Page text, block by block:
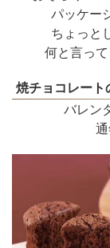
パッケー
ちょっと
何と言っ
焼チョコレート
バレン